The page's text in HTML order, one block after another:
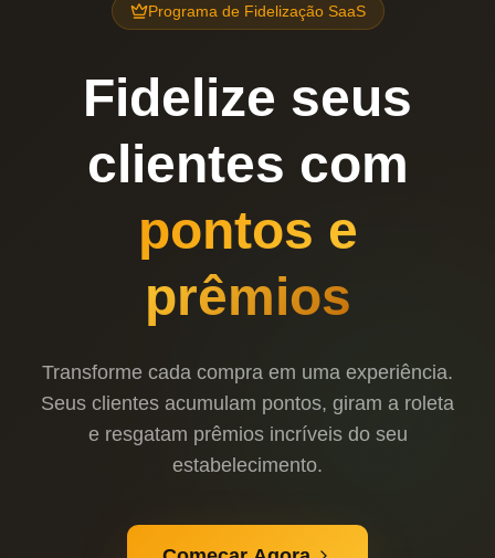
Programa de Fidelização SaaS
Fidelize seus
clientes com
pontos e
prêmios
Transforme cada compra em uma experiência.
Seus clientes acumulam pontos, giram a roleta
e resgatam prêmios incríveis do seu
estabelecimento.